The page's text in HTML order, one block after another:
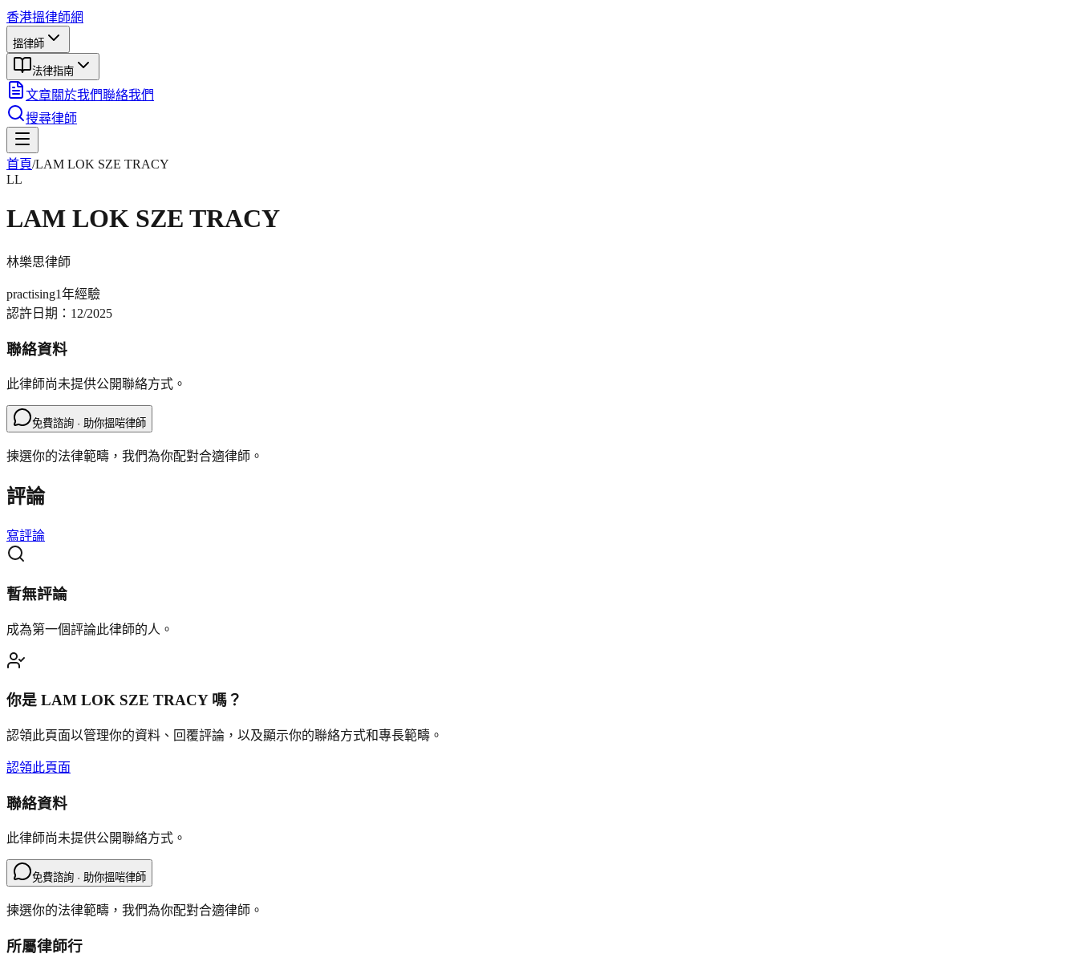
香港搵律師網
搵律師
法律指南
文章關於我們聯絡我們
搜尋律師
首頁/LAM LOK SZE TRACY
LL
LAM LOK SZE TRACY
林樂思律師
practising1年經驗
認許日期： 12/2025
聯絡資料
此律師尚未提供公開聯絡方式。
免費諮詢 · 助你搵啱律師
揀選你的法律範疇，我們為你配對合適律師。
評論
寫評論
暫無評論
成為第一個評論此律師的人。
你是 LAM LOK SZE TRACY嗎？
認領此頁面以管理你的資料、回覆評論，以及顯示你的聯絡方式和專長範疇。
認領此頁面
聯絡資料
此律師尚未提供公開聯絡方式。
免費諮詢 · 助你搵啱律師
揀選你的法律範疇，我們為你配對合適律師。
所屬律師行